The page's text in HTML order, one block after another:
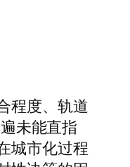
程度、轨道
未能直指
城市化过程